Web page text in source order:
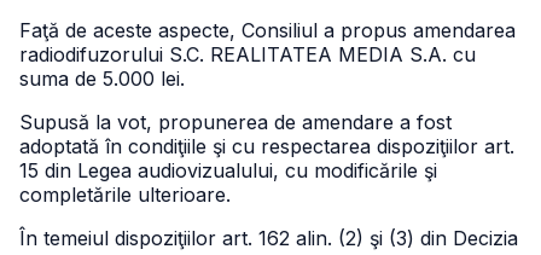
Faţă de aceste aspecte, Consiliul a propus amendarea
radiodifuzorului S.C. REALITATEA MEDIA S.A. cu
suma de 5.000 lei.
Supusă la vot, propunerea de amendare a fost
adoptată în condiţiile şi cu respectarea dispoziţiilor art.
15 din Legea audiovizualului, cu modificările şi
completările ulterioare.
În temeiul dispoziţiilor art. 162 alin. (2) şi (3) din Decizia